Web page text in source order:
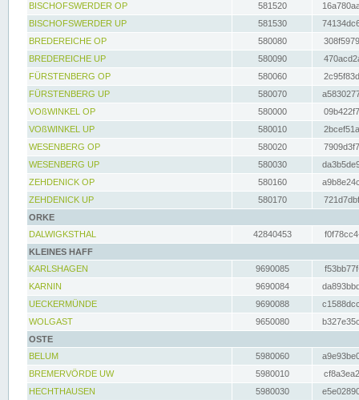
BISCHOFSWERDER OP
581520
BISCHOFSWERDER UP
581530
BREDEREICHE OP
580080
BREDEREICHE UP
580090
FÜRSTENBERG OP
580060
FÜRSTENBERG UP
580070
VOßWINKEL OP
580000
VOßWINKEL UP
580010
WESENBERG OP
580020
WESENBERG UP
580030
ZEHDENICK OP
580160
ZEHDENICK UP
580170
ORKE
DALWIGKSTHAL
42840453
KLEINES HAFF
KARLSHAGEN
9690085
KARNIN
9690084
UECKERMÜNDE
9690088
WOLGAST
9650080
OSTE
BELUM
5980060
BREMERVÖRDE UW
5980010
HECHTHAUSEN
5980030